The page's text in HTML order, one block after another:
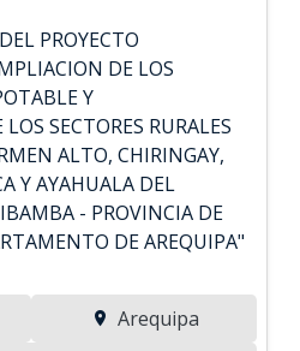
PROYECTO
DE LOS
Y
SECTORES RURALES
ALTO, CHIRINGAY,
Y AYAHUALA DEL
- PROVINCIA DE
DE AREQUIPA"
Arequipa